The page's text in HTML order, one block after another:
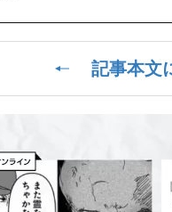
記事本文